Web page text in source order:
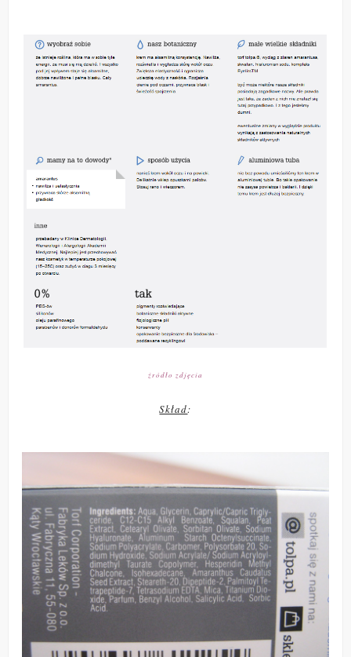
źródło zdjęcia
Skład: